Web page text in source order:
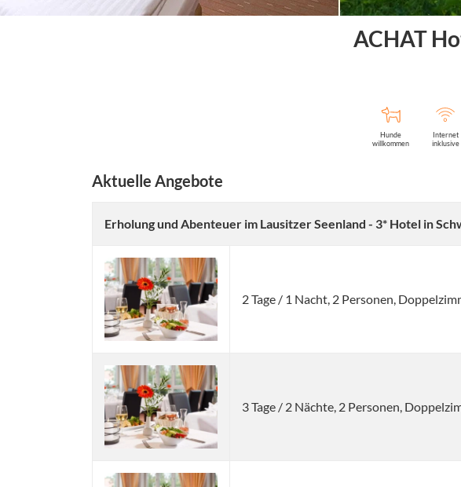
ACHAT
Hunde
willkommen
Internet
inklusive
Aktuelle Angebote
Erholung und Abenteuer im Lausitzer Seenland - 3* Hotel in
2 Tage / 1 Nacht, 2 Personen,
3 Tage / 2 Nächte, 2 Personen,